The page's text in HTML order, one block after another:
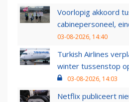
Voorlopig akkoord
cabinepersoneel,
03-08-2026, 14:40
Turkish Airlines
winter tussenstop
03-08-2026, 14:03
Netflix publiceert